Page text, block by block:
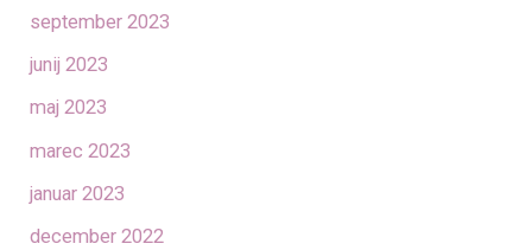
september 2023
junij 2023
maj 2023
marec 2023
januar 2023
december 2022